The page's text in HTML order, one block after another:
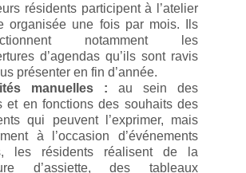
résidents participent à l’atelier
organisée une fois par mois. Ils
notamment les
d’agendas qu’ils sont ravis
présenter en fin d’année.
manuelles : au sein des
et en fonctions des souhaits des
qui peuvent l’exprimer, mais
à l’occasion d’événements
les résidents réalisent de la
d’assiette, des tableaux